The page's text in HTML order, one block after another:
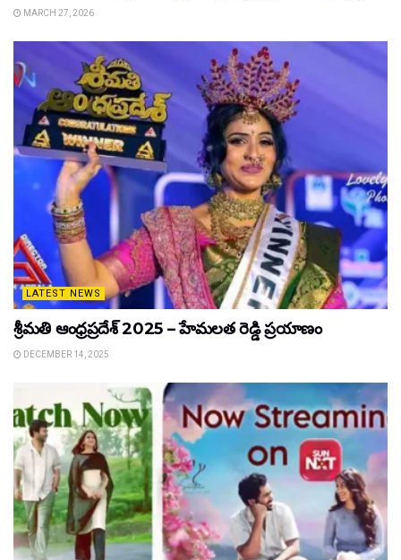
MARCH 27, 2026
LATEST NEWS
శ్రీమతి ఆంధ్రప్రదేశ్ 2025 – హేమలత రెడ్డి ప్రయాణం
DECEMBER 14, 2025